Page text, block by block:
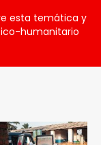
esta temática y
humanitario